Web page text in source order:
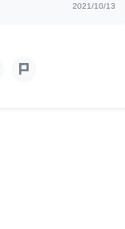
2021/10/13